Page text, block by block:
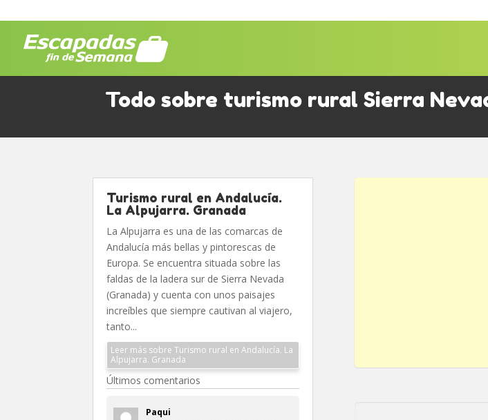
Todo sobre turismo rural Sierra
Turismo rural en Andalucía.
La Alpujarra. Granada
La Alpujarra es una de las comarcas de
Andalucía más bellas y pintorescas de
Europa. Se encuentra situada sobre las
faldas de la ladera sur de Sierra Nevada
(Granada) y cuenta con unos paisajes
increíbles que siempre cautivan al viajero,
tanto...
Leer más sobre Turismo rural en Andalucía. La
Alpujarra. Granada
Últimos comentarios
Paqui